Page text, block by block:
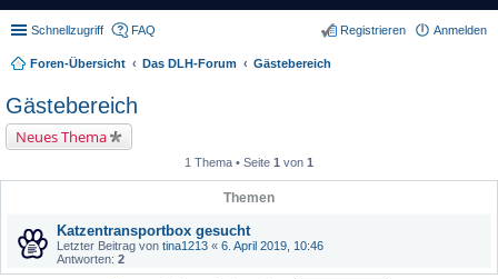
Schnellzugriff FAQ Anmelden
Registrieren
Foren-Übersicht Das DLH-Forum Gästebereich
Gästebereich
Neues Thema
1 Thema • Seite 1 von 1
Themen
Katzentransportbox gesucht
Letzter Beitrag von tina1213 « 6. April 2019, 10:46
Antworten: 2